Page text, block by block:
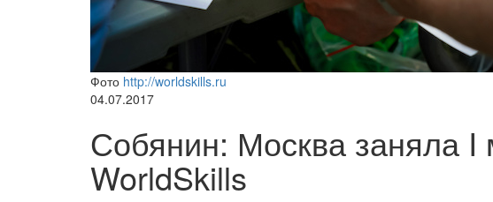
Фото http://worldskills.ru
04.07.2017
Собянин: Москва заняла I
WorldSkills